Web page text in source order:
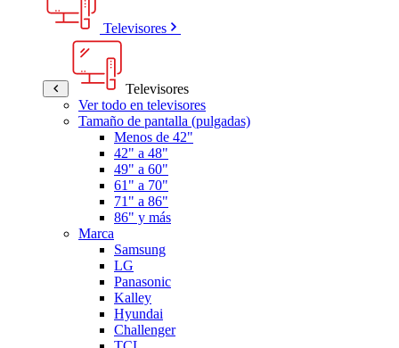
Televisores
Televisores
Ver todo en televisores
Tamaño de pantalla (pulgadas)
Menos de 42"
42" a 48"
49" a 60"
61" a 70"
71" a 86"
86" y más
Marca
Samsung
LG
Panasonic
Kalley
Hyundai
Challenger